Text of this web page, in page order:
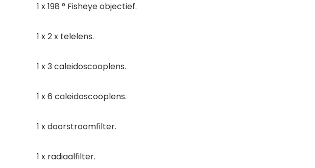
1 x 198 ° Fisheye objectief.
1 x 2 x telelens.
1 x 3 caleidoscooplens.
1 x 6 caleidoscooplens.
1 x doorstroomfilter.
1 x radiaalfilter.